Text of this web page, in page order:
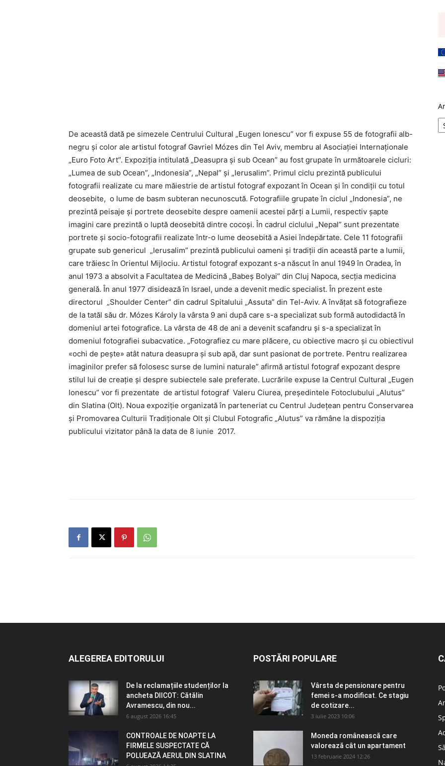
De această dată pe simezele Centrului Cultural „Eugen Ionescu” vor fi expuse 55 de fotografii alb-
negru şi color ale artistul fotograf Gavriel Mózes din Tel Aviv, membru al Asociației Internaționale
„Euro Foto Art”. Expoziția intitulată „Deasupra și sub Ocean” au fost grupate în următoarele cicluri:
„Lumea de sub Ocean”, „Indonesia”, „Nepal” și „Ierusalim”. Primul ciclu prezintă publicului
fotografii realizate cu mare măiestrie de artistul fotograf expozant în Ocean și în condiții cu totul
deosebite, o lume de basm subteran necunoscută. Fotografiile grupate în ciclul „Indonesia”, ne
prezintă peisaje și portrete deosebite despre oamenii acestei părți a Lumii, respectiv şapte
imagini care prezintă o luptă deosebită dintre cocoși. În cadrul ciclului „Nepal” sunt prezentate
portrete și socio-fotografii realizate într-o lume deosebită a Asiei îndepărtate. Cele 11 fotografii
grupate sub genericul „Ierusalim” prezintă publicului oameni și tradiții din această parte a lumii,
care trăiesc în Orientul Mijlociu. Artistul fotograf expozant s-a născut în anul 1949 în Oradea, în
anul 1973 a absolvit a Facultatea de Medicină „Babeș Bolyai” din Cluj Napoca, secția medicina
generală. În anul 1977 disidează în Israel, unde a devenit medic specialist. În prezent este
directorul „Shoulder Center” din cadrul Spitalului „Assuta” din Tel-Aviv. A învățat să fotografieze
de la tatăl său dr. Mózes Károly la vârsta 9 ani după care s-a specializat sub formă autodidactă în
domeniul artei fotografice. La vârsta de 48 de ani a devenit scafandru și s-a specializat în
domeniul fotografiei subacvatice. „Fotografiez cu mare plăcere, cu obiective macro și cu obiectivul
«ochi de pește» atât natura deasupra și sub apă, dar sunt pasionat de portrete. Pentru realizarea
imaginilor prefer să folosesc surse de lumini naturale” afirmă artistul fotograf expozant despre
stilul lui de creație și despre subiectele sale preferate. Lucrările expuse la Centrul Cultural „Eugen
Ionescu” vor fi prezentate de artistul fotograf Valeru Ciurea, președintele Fotoclubului „Alutus”
din Slatina (Olt). Noua expoziţie organizată în parteneriat cu Centrul Județean pentru Conservarea
și Promovarea Culturii Tradiționale Olt și Clubul Fotografic „Alutus” va rămâne la dispoziţia
publicului vizitator până la data de 8 iunie 2017.
ALEGEREA EDITORULUI
De la reclamațiile studenților la
ancheta DIICOT: Cătălin
Avramescu, din nou...
6 august 2026 16:45
CONTROALE DE NOAPTE LA
FIRMELE SUSPECTATE CĂ
POLUEAZĂ AERUL DIN SLATINA
POSTĂRI POPULARE
Vârsta de pensionare pentru
femei s-a modificat. Ce stagiu
de cotizare...
3 iulie 2023 10:06
Moneda românească care
valorează cât un apartament
13 februarie 2024 12:26